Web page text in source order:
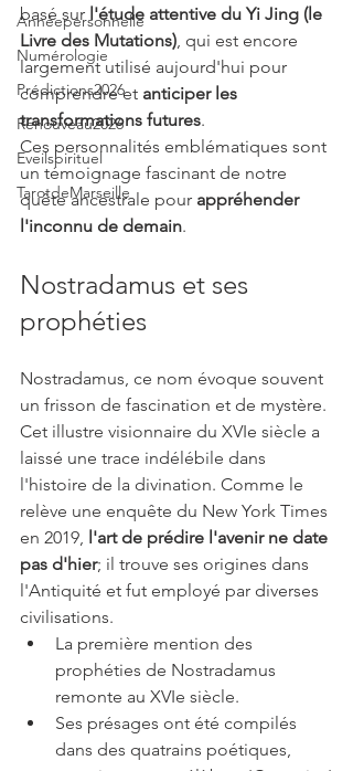
Annéepersonnelle
Numérologie
Prédictions2026
Renouveau2026
Eveilspirituel
TarotdeMarseille
basé sur l'étude attentive du Yi Jing (le
Livre des Mutations) , qui est encore
largement utilisé aujourd'hui pour
comprendre et anticiper les
transformations futures.
Ces personnalités emblématiques sont
un témoignage fascinant de notre
quête ancestrale pour appréhender
l'inconnu de demain.
Nostradamus et ses
prophéties
Nostradamus, ce nom évoque souvent
un frisson de fascination et de mystère.
Cet illustre visionnaire du XVIe siècle a
laissé une trace indélébile dans
l'histoire de la divination. Comme le
relève une enquête du New York Times
en 2019, l'art de prédire l'avenir ne date
pas d'hier; il trouve ses origines dans
l'Antiquité et fut employé par diverses
civilisations.
La première mention des
prophéties de Nostradamus
remonte au XVIe siècle.
Ses présages ont été compilés
dans des quatrains poétiques,